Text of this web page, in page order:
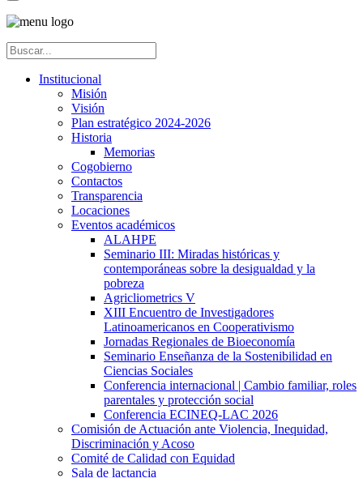
Institucional
Misión
Visión
Plan estratégico 2024-2026
Historia
Memorias
Cogobierno
Contactos
Transparencia
Locaciones
Eventos académicos
ALAHPE
Seminario III: Miradas históricas y
contemporáneas sobre la desigualdad y la
pobreza
Agricliometrics V
XIII Encuentro de Investigadores
Latinoamericanos en Cooperativismo
Jornadas Regionales de Bioeconomía
Seminario Enseñanza de la Sostenibilidad en
Ciencias Sociales
Conferencia internacional | Cambio familiar, roles
parentales y protección social
Conferencia ECINEQ-LAC 2026
Comisión de Actuación ante Violencia, Inequidad,
Discriminación y Acoso
Comité de Calidad con Equidad
Sala de lactancia